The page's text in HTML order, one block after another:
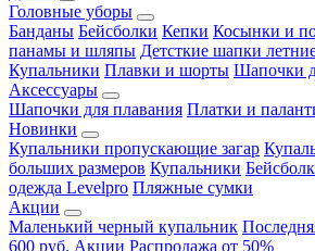
Головные уборы
Банданы Бейсболки Кепки Косынки и
панамы и шляпы Детсткие шапки
Купальники Плавки и шорты Шапочки
Аксессуары
Шапочки для плавания Платки и
Новинки
Купальники пропускающие загар
больших размеров Купальники
одежда Levelpro Пляжные сумки
Акции
Маленький черный купальник
600 руб. Акции Распродажа от 50%